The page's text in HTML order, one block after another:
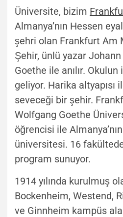
Üniversite, bizim
Almanya’nın Hessen
şehri olan Frankfurt Am
Şehir, ünlü yazar
Goethe ile anılır.
geliyor. Harika altyapısı
seveceği bir şehir.
Wolfgang Goethe
öğrencisi ile
üniversitesi. 16
program sunuyor.
1914 yılında kurulmuş
Bockenheim, Westend,
ve Ginnheim kampüs